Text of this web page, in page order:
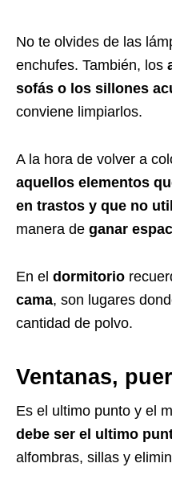
No te olvides de las
enchufes. También, los
sofás o los sillones
conviene limpiarlos.
A la hora de volver a
aquellos elementos
en trastos y que no
manera de ganar
En el dormitorio
cama, son lugares
cantidad de polvo.
Ventanas,
Es el ultimo punto y el
debe ser el ultimo
alfombras, sillas y